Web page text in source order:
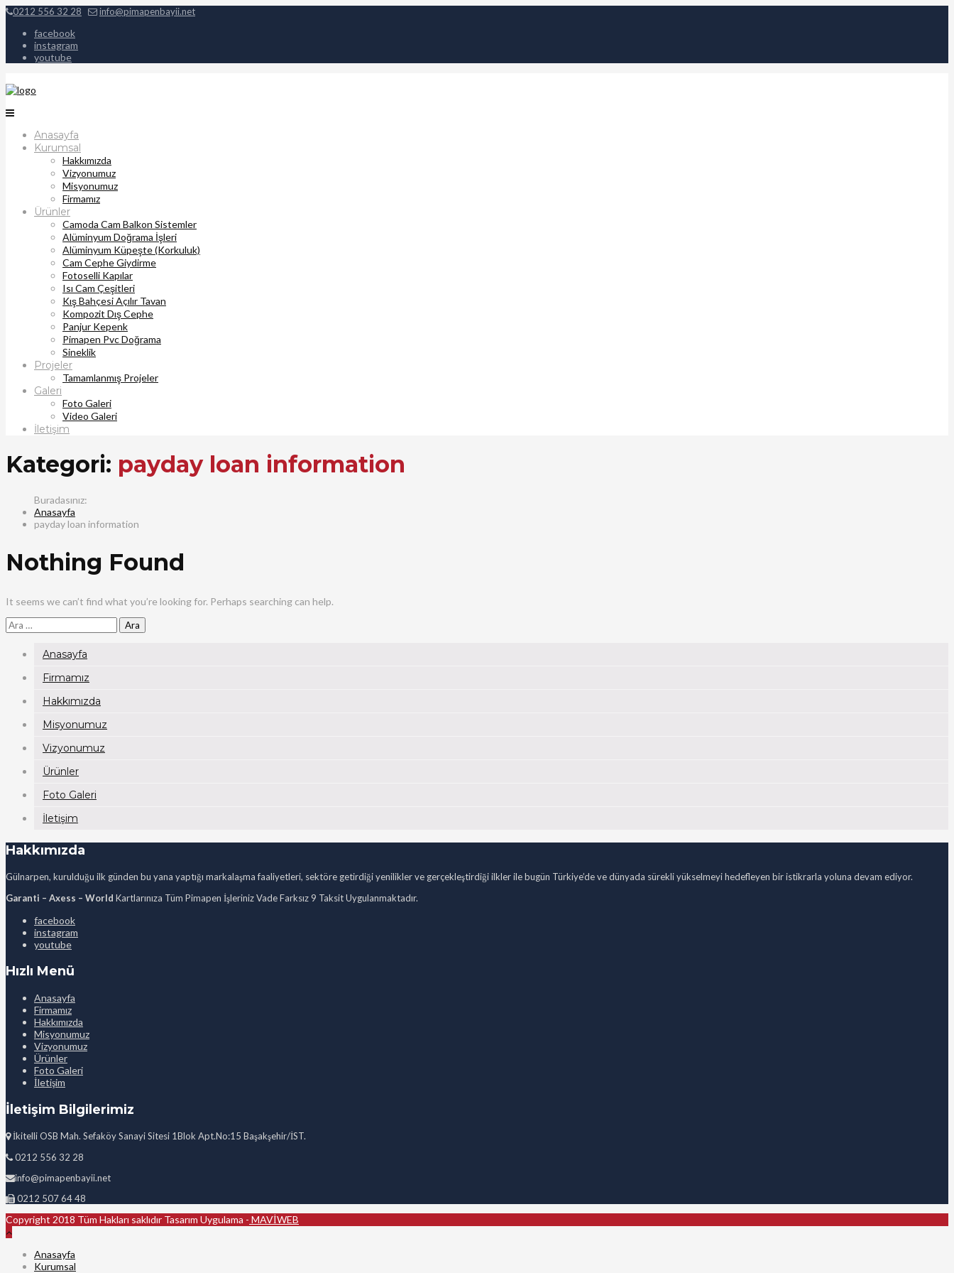
0212 556 32 28 info@pimapenbayii.net
facebook
instagram
youtube
Anasayfa
Kurumsal
Hakkımızda
Vizyonumuz
Misyonumuz
Firmamız
Ürünler
Camoda Cam Balkon Sistemler
Alüminyum Doğrama İşleri
Alüminyum Küpeşte (Korkuluk)
Cam Cephe Giydirme
Fotoselli Kapılar
Isı Cam Çeşitleri
Kış Bahçesi Açılır Tavan
Kompozit Dış Cephe
Panjur Kepenk
Pimapen Pvc Doğrama
Sineklik
Projeler
Tamamlanmış Projeler
Galeri
Foto Galeri
Video Galeri
İletişim
Kategori: payday loan information
Anasayfa
payday loan information
Nothing Found
It seems we can’t find what you’re looking for. Perhaps searching can help.
Arama:
Anasayfa
Firmamız
Hakkımızda
Misyonumuz
Vizyonumuz
Ürünler
Foto Galeri
İletişim
Hakkımızda
Gülnarpen, kurulduğu ilk günden bu yana yaptığı markalaşma faaliyetleri, sektöre getirdiği yenilikler ve gerçekleştirdiği ilkler ile bugün Türkiye’de ve dünyada sürekli yükselmeyi hedefleyen bir istikrarla yoluna devam ediyor.
Garanti – Axess – World Kartlarınıza Tüm Pimapen İşleriniz Vade Farksız 9 Taksit Uygulanmaktadır.
facebook
instagram
youtube
Hızlı Menü
Anasayfa
Firmamız
Hakkımızda
Misyonumuz
Vizyonumuz
Ürünler
Foto Galeri
İletişim
İletişim Bilgilerimiz
İkitelli OSB Mah. Sefaköy Sanayi Sitesi 1Blok Apt.No:15 Başakşehir/İST.
0212 556 32 28
info@pimapenbayii.net
0212 507 64 48
Copyright 2018 Tüm Hakları saklıdır Tasarım Uygulama - MAVİWEB
Anasayfa
Kurumsal